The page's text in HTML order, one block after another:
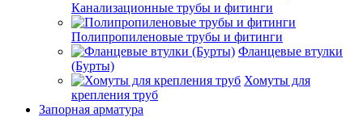
Канализационные трубы и фитинги
Полипропиленовые трубы и фитинги
Фланцевые втулки
(Бурты)
Хомуты для
крепления труб
Запорная арматура